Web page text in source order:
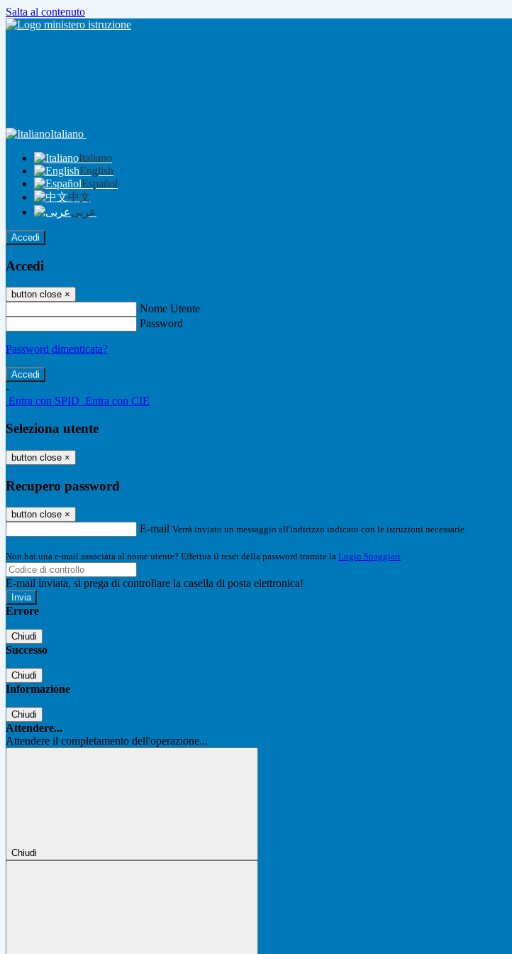
Salta al contenuto
Italiano
Italiano
English
Español
中文
عربى
Accedi
Accedi
button close ×
Nome Utente
Password
Password dimenticata?
-
Entra con SPID Entra con CIE
Seleziona utente
button close ×
Recupero password
button close ×
E-mail Verrà inviato un messaggio all'indirizzo indicato con le istruzioni necessarie.
Non hai una e-mail associata al nome utente? Effettua il reset della password tramite la Login Spaggiari
E-mail inviata, si prega di controllare la casella di posta elettronica!
Errore
Chiudi
Successo
Chiudi
Informazione
Chiudi
Attendere...
Attendere il completamento dell'operazione...
Chiudi